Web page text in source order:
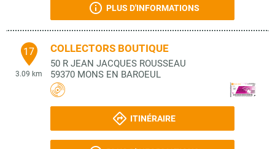
PLUS D'INFORMATIONS
17
3.09 km
COLLECTORS BOUTIQUE
50 R JEAN JACQUES ROUSSEAU
59370 MONS EN BAROEUL
ITINÉRAIRE